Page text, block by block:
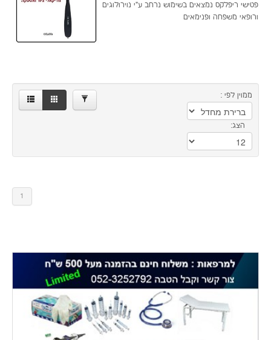
פטישי ריפלקס נמצאים בשימוש נרחב ע"י נוירולוגים
ורופאי משפחה ופנימאים
ממוין לפי :
הצג:
1